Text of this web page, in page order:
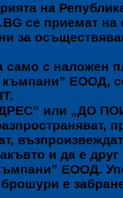
на
се приемат
за
с наложен
ЕООД,
или „ДО
и да е
ЕООД.
е